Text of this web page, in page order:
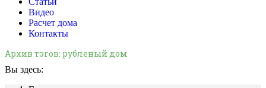
Видео
Расчет дома
Контакты
Архив тэгов: рубленый дом
Вы здесь: